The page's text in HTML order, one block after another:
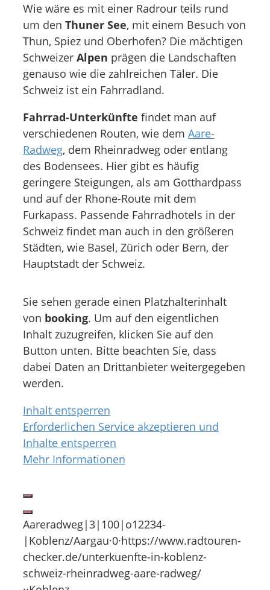
Wie wäre es mit einer Radrour teils rund
um den Thuner See, mit einem Besuch von
Thun, Spiez und Oberhofen? Die mächtigen
Schweizer Alpen prägen die Landschaften
genauso wie die zahlreichen Täler. Die
Schweiz ist ein Fahrradland.
Fahrrad-Unterkünfte findet man auf
verschiedenen Routen, wie dem Aare-
Radweg, dem Rheinradweg oder entlang
des Bodensees. Hier gibt es häufig
geringere Steigungen, als am Gotthardpass
und auf der Rhone-Route mit dem
Furkapass. Passende Fahrradhotels in der
Schweiz findet man auch in den größeren
Städten, wie Basel, Zürich oder Bern, der
Hauptstadt der Schweiz.
Sie sehen gerade einen Platzhalterinhalt
von booking. Um auf den eigentlichen
Inhalt zuzugreifen, klicken Sie auf den
Button unten. Bitte beachten Sie, dass
dabei Daten an Drittanbieter weitergegeben
werden.
Inhalt entsperren
Erforderlichen Service akzeptieren und
Inhalte entsperren
Mehr Informationen
Aareradweg|3|100|o12234-
|Koblenz/Aargau·0·https://www.radtouren-
checker.de/unterkuenfte-in-koblenz-
schweiz-rheinradweg-aare-radweg/